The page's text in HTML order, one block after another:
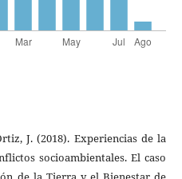
J. (2018). Experiencias de la
socioambientales. El caso